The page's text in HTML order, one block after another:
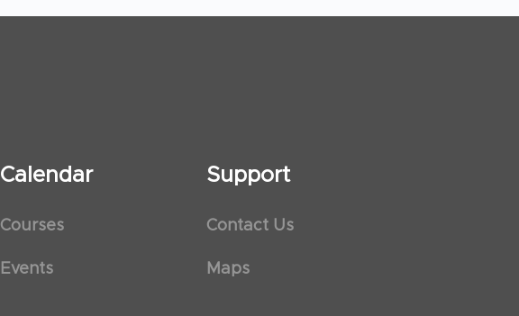
Calendar
Courses
Events
Support
Contact Us
Maps